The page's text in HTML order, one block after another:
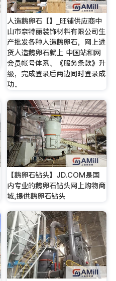
人造鹅卵石【】_旺铺供应商中
山市奈特丽装饰材料有限公司生
产批发各种人造鹅卵石，网上进
货人造鹅卵石就上 中国站和网
会员帐号体系、《服务条款》升
级，完成登录后两边同时登录成
功。
【鹅卵石钻头】JD.COM是国
内专业的鹅卵石钻头网上购物商
城,提供鹅卵石钻头